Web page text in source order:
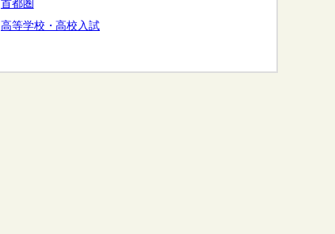
高等学校・高校入試